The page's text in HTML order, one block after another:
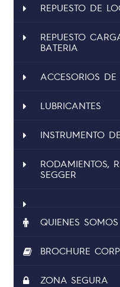
REPUESTO DE
REPUESTO
BATERIA
ACCESORIOS
LUBRICANTES
INSTRUMENTO
RODAMIENTOS,
SEGGER
QUIENES SOMOS
BROCHURE
ZONA SEGURA